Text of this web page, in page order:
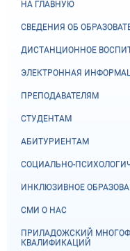
НА ГЛАВНУЮ
СВЕДЕНИЯ ОБ
ДИСТАНЦИОННОЕ
ЭЛЕКТРОННАЯ
ПРЕПОДАВАТЕЛЯМ
СТУДЕНТАМ
АБИТУРИЕНТАМ
СОЦИАЛЬНО-
ИНКЛЮЗИВНОЕ
СМИ О НАС
ПРИЛАДОЖСКИЙ
КВАЛИФИКАЦИЙ